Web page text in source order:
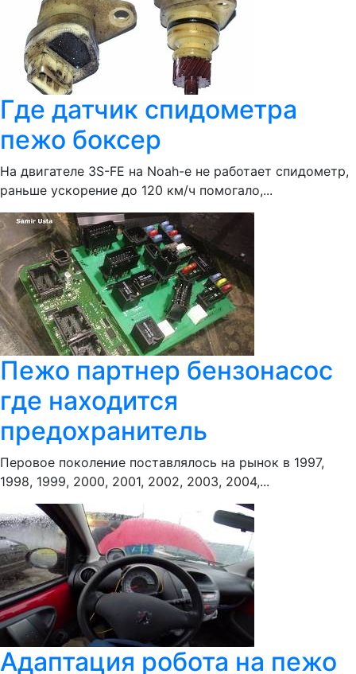
Где датчик спидометра
пежо боксер
На двигателе 3S-FE на Noah-e не работает спидометр,
раньше ускорение до 120 км/ч помогало,...
Пежо партнер бензонасос
где находится
предохранитель
Перовое поколение поставлялось на рынок в 1997,
1998, 1999, 2000, 2001, 2002, 2003, 2004,...
Адаптация робота на пежо